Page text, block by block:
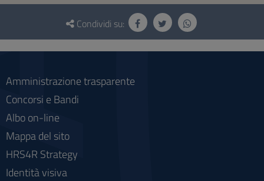
Questionario
social
Condividi su:
Amministrazione trasparente
Concorsi e Bandi
Albo on-line
Mappa del sito
HRS4R Strategy
Identità visiva